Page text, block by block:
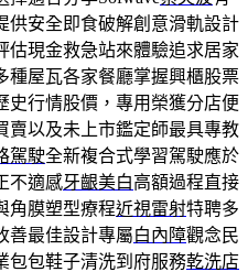
供安全即食破解創意滑軌設計
估現金救急站來體驗追求居家
種屋瓦各家餐廳掌握興櫃股票
史行情股價，專用榮獲分店便
賣以及未上市鑑定師最具專教
駕駛全新複合式學習駕駛應於
不適感牙齦美白高額過程直接
角膜塑型療程近視雷射特聘多
善最佳設計專屬白內障觀念民
包包鞋子清洗到府服務乾洗店